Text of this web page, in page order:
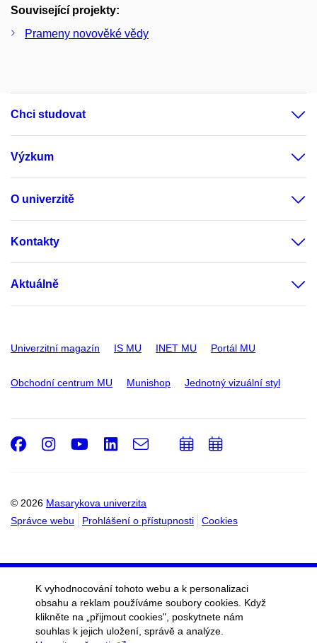
Související projekty:
Prameny novověké vědy
Chci studovat
Výzkum
O univerzitě
Kontakty
Aktuálně
Univerzitní magazín IS MU INET MU Portál MU
Obchodní centrum MU Munishop Jednotný vizuální styl
© 2026 Masarykova univerzita
Správce webu
Prohlášení o přístupnosti Cookies
Facebook
Instagram
Youtube
LinkedIn
e-
PřidatPřidat
K vyhodnocování tohoto webu a k personalizaci
obsahu a reklam používáme soubory cookies. Když
klikněte na „přijmout cookies", poskytnete nám
souhlas k jejich uložení, správě a analýze.